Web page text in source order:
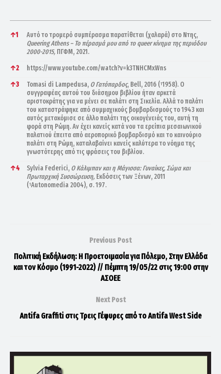
References
↑1
Αυτό το τρομερό συμπέρασμα παρατίθεται (χαλαρά) στο Ντης,
Queering Athens – Το πέρασμά μου από το queer κίνημα της περιόδου
2000-2015, ΠΓΦΜ, 2021.
↑2
https://www.youtube.com/watch?v=k3TNHCMxWns
↑3 Tomasi di Lampedusa, Ο Γατόπαρδος, Bell, 2016 (11958). Ο
συγγραφέας αυτού του διάσημου βιβλίου ήταν αρκετά
αριστοκράτης για να μένει σε παλάτι στη Σικελία. Αλλά το παλάτι
του καταστράφηκε από συμμαχικούς βομβαρδισμούς το 1943 και
αυτός μετακόμισε σε άλλο παλάτι της οικογένειάς του, αυτή τη
φορά στη Ρώμη. Αν έχει κανείς κατά νου τα ερείπια μεσαιωνικού
παλατιού έπειτα από αεροπορικό βομβαρδισμό και το καινούριο
παλάτι στη Ρώμη, καταλαβαίνει κανείς καλύτερα το νόημα της
γνωστότερης από τις φράσεις του βιβλίου.
↑4 Sylvia Federici, Ο Κάλιμπαν και η Μάγισσα: Γυναίκες, Σώμα και
Πρωταρχική Συσσώρευση, Εκδόσεις των Ξένων, 2011
(1Autonomedia 2004), σ. 197.
Previous Post
Πολιτική Εκδήλωση: Η Προετοιμασία για Πόλεμο, Στην Ελλάδα
και τον Κόσμο (1991-2022) // Πέμπτη 19/05/22 στις 19:00 στην
ΑΣΟΕΕ
Next Post
Antifa Graffiti στις Τρεις Γέφυρες από το Antifa West Side